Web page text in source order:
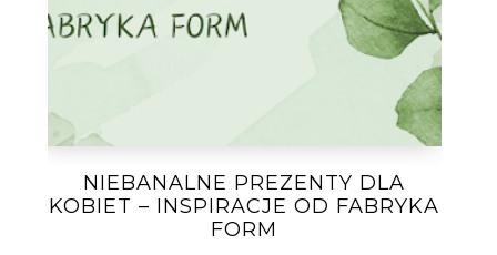
NIEBANALNE PREZENTY DLA
KOBIET – INSPIRACJE OD FABRYKA
FORM